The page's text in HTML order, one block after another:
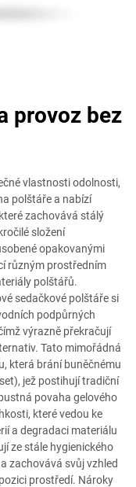
provoz bez
vlastnosti odolnosti,
polštáře a nabízí
zachovává stálý
složení
opakovanými
různým prostředním
polštářů.
sedačkové polštáře si
podpůrných
výrazně překračují
Tato mimořádná
která brání buněčnému
jež postihují tradiční
povaha gelového
které vedou ke
a degradaci materiálu
ze stále hygienického
zachovává svůj vzhled
prostředí. Nároky